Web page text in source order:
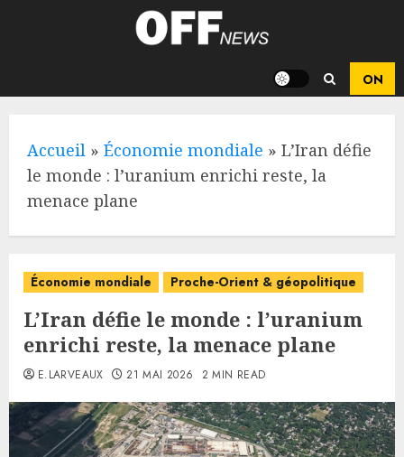
Accueil » Économie mondiale » L’Iran défie
le monde : l’uranium enrichi reste, la
menace plane
Économie mondiale Proche-Orient & géopolitique
L’Iran défie le monde : l’uranium
enrichi reste, la menace plane
E.LARVEAUX 21 MAI 2026 2 MIN READ